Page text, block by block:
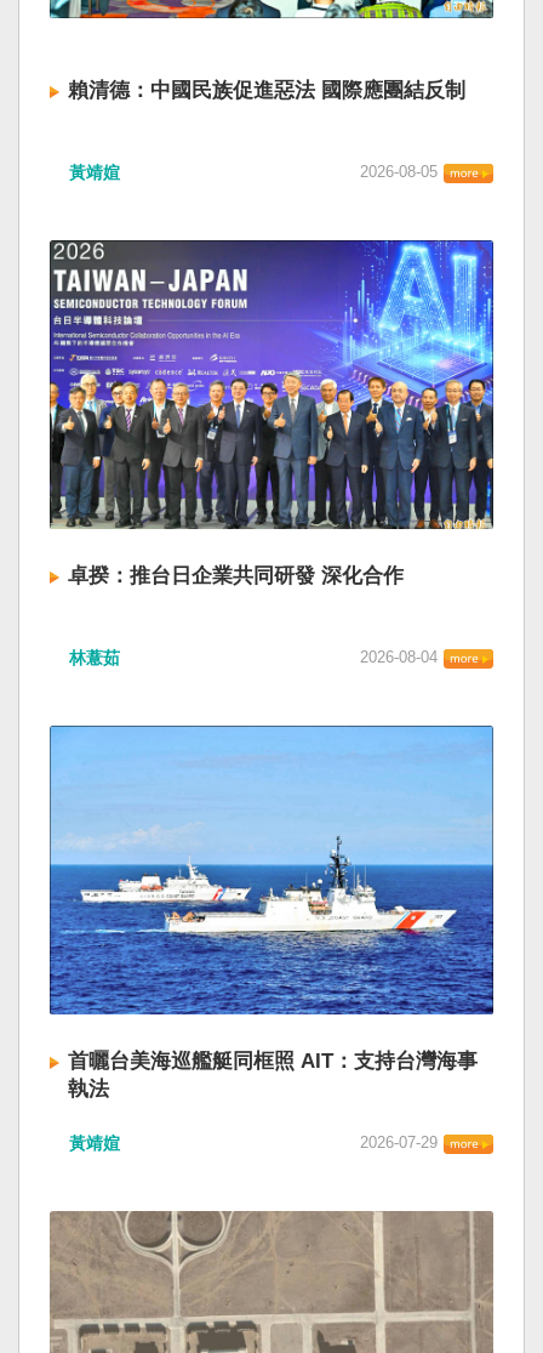
賴清德：中國民族促進惡法 國際應團結反制
黃靖媗 2026-08-05
卓揆：推台日企業共同研發 深化合作
林薏茹 2026-08-04
首曬台美海巡艦艇同框照 AIT：支持台灣海事
執法
黃靖媗 2026-07-29